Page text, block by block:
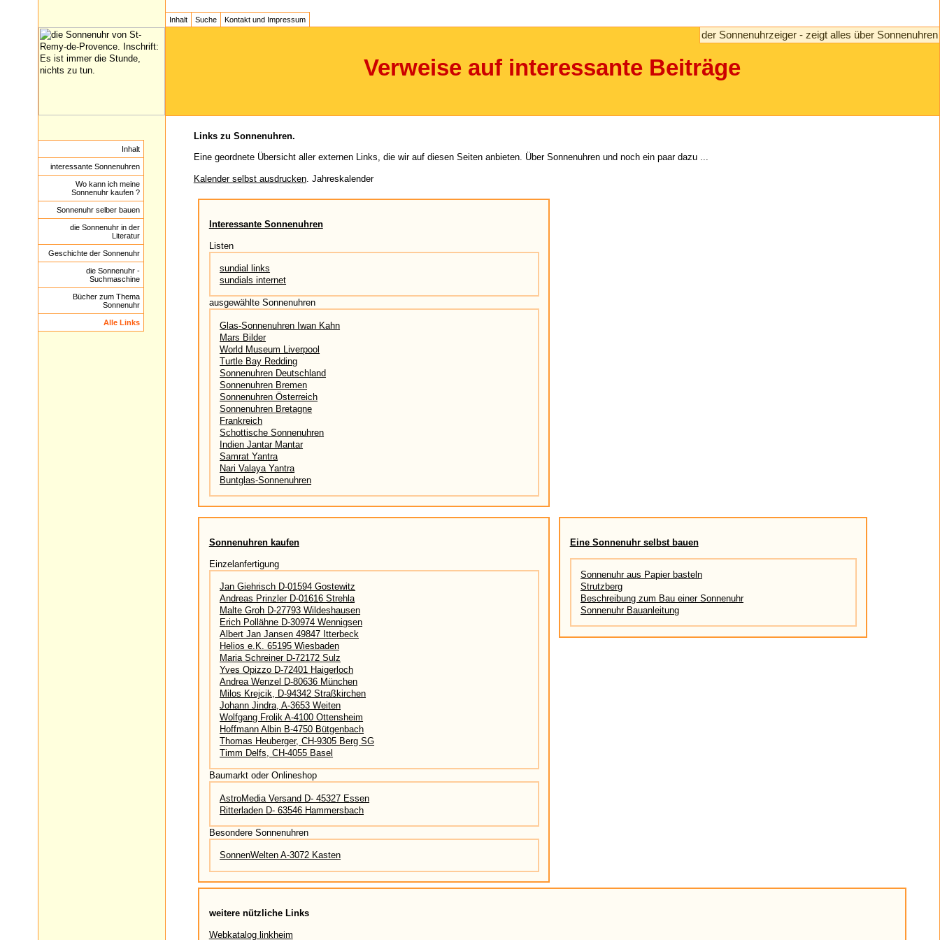
Inhalt Suche Kontakt und Impressum
Verweise auf interessante Beiträge
der Sonnenuhrzeiger - zeigt alles über Sonnenuhren
Inhalt
interessante Sonnenuhren
Wo kann ich meine
Sonnenuhr kaufen ?
Sonnenuhr selber bauen
die Sonnenuhr in der
Literatur
Geschichte der Sonnenuhr
die Sonnenuhr -
Suchmaschine
Bücher zum Thema
Sonnenuhr
Alle Links
Links zu Sonnenuhren.
Eine geordnete Übersicht aller externen Links, die wir auf diesen Seiten anbieten. Über Sonnenuhren und noch ein paar dazu ...
Kalender selbst ausdrucken. Jahreskalender
Interessante Sonnenuhren
Listen
sundial links
sundials internet
ausgewählte Sonnenuhren
Glas-Sonnenuhren Iwan Kahn
Mars Bilder
World Museum Liverpool
Turtle Bay Redding
Sonnenuhren Deutschland
Sonnenuhren Bremen
Sonnenuhren Österreich
Sonnenuhren Bretagne
Frankreich
Schottische Sonnenuhren
Indien Jantar Mantar
Samrat Yantra
Nari Valaya Yantra
Buntglas-Sonnenuhren
Sonnenuhren kaufen
Einzelanfertigung
Jan Giehrisch D-01594 Gostewitz
Andreas Prinzler D-01616 Strehla
Malte Groh D-27793 Wildeshausen
Erich Pollähne D-30974 Wennigsen
Albert Jan Jansen 49847 Itterbeck
Helios e.K. 65195 Wiesbaden
Maria Schreiner D-72172 Sulz
Yves Opizzo D-72401 Haigerloch
Andrea Wenzel D-80636 München
Milos Krejcik, D-94342 Straßkirchen
Johann Jindra, A-3653 Weiten
Wolfgang Frolik A-4100 Ottensheim
Hoffmann Albin B-4750 Bütgenbach
Thomas Heuberger, CH-9305 Berg SG
Timm Delfs, CH-4055 Basel
Baumarkt oder Onlineshop
AstroMedia Versand D- 45327 Essen
Ritterladen D- 63546 Hammersbach
Besondere Sonnenuhren
SonnenWelten A-3072 Kasten
Eine Sonnenuhr selbst bauen
Sonnenuhr aus Papier basteln
Strutzberg
Beschreibung zum Bau einer Sonnenuhr
Sonnenuhr Bauanleitung
weitere nützliche Links
Webkatalog linkheim